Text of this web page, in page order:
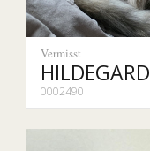
Vermisst
HILDEGARD
0002490